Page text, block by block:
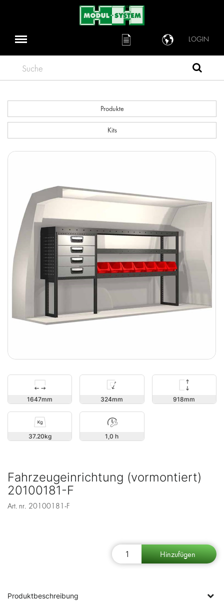
LOGIN
Suche
Produkte
Kits
1647 324 918
37.20 1,0 h
Fahrzeugeinrichtung (vormontiert)
20100181-F
Art. nr. 20100181-F
Produktbeschreibung